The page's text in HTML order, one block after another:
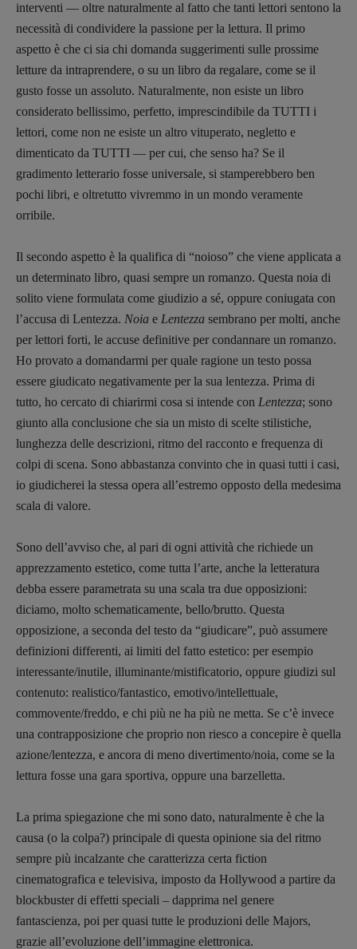
Recensioni
Primo Piano
Interviste
RUBRICHE
Archeologie del
presente
Fumetti
Libro & Film
Pulp for kids
Opera prima
12 dicembre
Blade Runner 40
Editoria
Intelligenza Artificiale
Maestri sommersi
Pasolini 1922-2022
interventi — oltre naturalmente al fatto che tanti lettori sentono la
necessità di condividere la passione per la lettura. Il primo
aspetto è che ci sia chi domanda suggerimenti sulle prossime
letture da intraprendere, o su un libro da regalare, come se il
gusto fosse un assoluto. Naturalmente, non esiste un libro
considerato bellissimo, perfetto, imprescindibile da TUTTI i
lettori, come non ne esiste un altro vituperato, negletto e
dimenticato da TUTTI — per cui, che senso ha? Se il
gradimento letterario fosse universale, si stamperebbero ben
pochi libri, e oltretutto vivremmo in un mondo veramente
orribile.
Il secondo aspetto è la qualifica di “noioso” che viene applicata a
un determinato libro, quasi sempre un romanzo. Questa noia di
solito viene formulata come giudizio a sé, oppure coniugata con
l’accusa di Lentezza. Noia e Lentezza sembrano per molti, anche
per lettori forti, le accuse definitive per condannare un romanzo.
Ho provato a domandarmi per quale ragione un testo possa
essere giudicato negativamente per la sua lentezza. Prima di
tutto, ho cercato di chiarirmi cosa si intende con Lentezza; sono
giunto alla conclusione che sia un misto di scelte stilistiche,
lunghezza delle descrizioni, ritmo del racconto e frequenza di
colpi di scena. Sono abbastanza convinto che in quasi tutti i casi,
io giudicherei la stessa opera all’estremo opposto della medesima
scala di valore.
Sono dell’avviso che, al pari di ogni attività che richiede un
apprezzamento estetico, come tutta l’arte, anche la letteratura
debba essere parametrata su una scala tra due opposizioni:
diciamo, molto schematicamente, bello/brutto. Questa
opposizione, a seconda del testo da “giudicare”, può assumere
definizioni differenti, ai limiti del fatto estetico: per esempio
interessante/inutile, illuminante/mistificatorio, oppure giudizi sul
contenuto: realistico/fantastico, emotivo/intellettuale,
commovente/freddo, e chi più ne ha più ne metta. Se c’è invece
una contrapposizione che proprio non riesco a concepire è quella
azione/lentezza, e ancora di meno divertimento/noia, come se la
lettura fosse una gara sportiva, oppure una barzelletta.
La prima spiegazione che mi sono dato, naturalmente è che la
causa (o la colpa?) principale di questa opinione sia del ritmo
sempre più incalzante che caratterizza certa fiction
cinematografica e televisiva, imposto da Hollywood a partire da
blockbuster di effetti speciali – dapprima nel genere
fantascienza, poi per quasi tutte le produzioni delle Majors,
grazie all’evoluzione dell’immagine elettronica.